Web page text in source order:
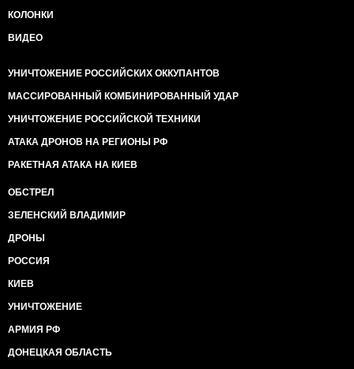
КОЛОНКИ
ВИДЕО
УНИЧТОЖЕНИЕ РОССИЙСКИХ ОККУПАНТОВ
МАССИРОВАННЫЙ КОМБИНИРОВАННЫЙ УДАР
УНИЧТОЖЕНИЕ РОССИЙСКОЙ ТЕХНИКИ
АТАКА ДРОНОВ НА РЕГИОНЫ РФ
РАКЕТНАЯ АТАКА НА КИЕВ
ОБСТРЕЛ
ЗЕЛЕНСКИЙ ВЛАДИМИР
ДРОНЫ
РОССИЯ
КИЕВ
УНИЧТОЖЕНИЕ
АРМИЯ РФ
ДОНЕЦКАЯ ОБЛАСТЬ